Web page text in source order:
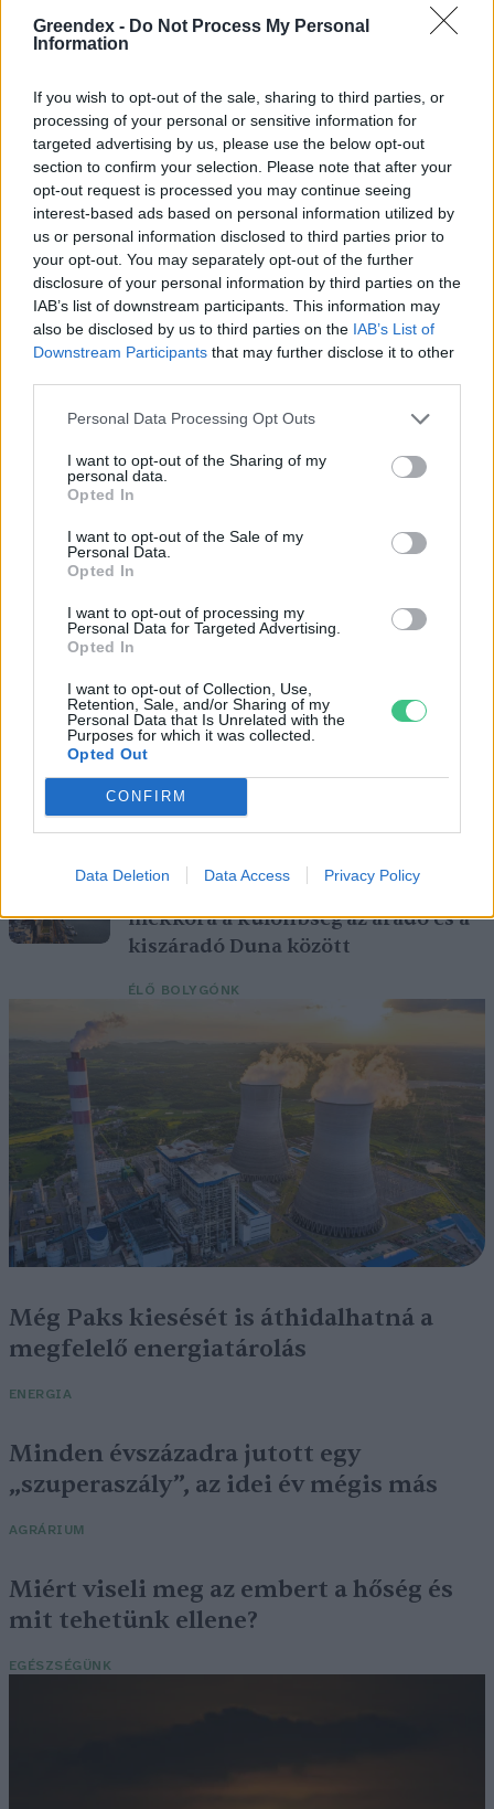
Greendex - Do Not Process My Personal
Information
If you wish to opt-out of the sale, sharing to third parties, or
processing of your personal or sensitive information for
targeted advertising by us, please use the below opt-out
section to confirm your selection. Please note that after your
opt-out request is processed you may continue seeing
interest-based ads based on personal information utilized by
us or personal information disclosed to third parties prior to
your opt-out. You may separately opt-out of the further
disclosure of your personal information by third parties on the
IAB’s list of downstream participants. This information may
also be disclosed by us to third parties on the IAB’s List of
Downstream Participants that may further disclose it to other
Personal Data Processing Opt Outs
I want to opt-out of the Sharing of my
personal data.
Opted In
I want to opt-out of the Sale of my
Personal Data.
Opted In
I want to opt-out of processing my
Personal Data for Targeted Advertising.
Opted In
I want to opt-out of Collection, Use,
Retention, Sale, and/or Sharing of my
Personal Data that Is Unrelated with the
Purposes for which it was collected.
Opted Out
CONFIRM
Data Deletion Data Access Privacy Policy
Pár éven belül
szivacsvárosokká kellene
alakítanunk a településeinket –
Podcast
PODCAST Novák Zsombor 2 perc
Szöllősi Gáborral, a Gardenfutura ügyvezetőjével beszélgettünk.
Történelmi aszály sújtja Nagy-
Britanniát is
SZEMLE
Elképesztő felvétel mutatja meg,
mekkora a különbség az áradó és a
kiszáradó Duna között
ÉLŐ BOLYGÓNK
Még Paks kiesését is áthidalhatná a
megfelelő energiatárolás
ENERGIA
Minden évszázadra jutott egy
„szuperaszály”, az idei év mégis más
AGRÁRIUM
Miért viseli meg az embert a hőség és
mit tehetünk ellene?
EGÉSZSÉGÜNK